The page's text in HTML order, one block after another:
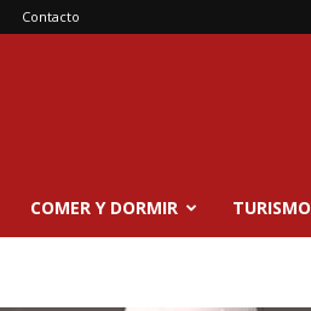
Contacto
COMER Y DORMIR TURISMO